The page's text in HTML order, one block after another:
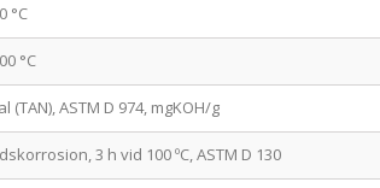
°C
°C
(TAN), ASTM D 974, mgKOH/g
3 h vid 100 ºC, ASTM D 130